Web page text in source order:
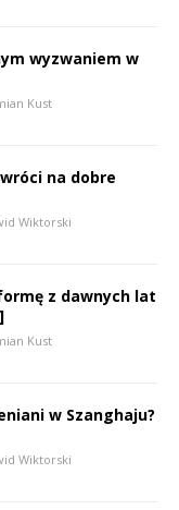
wyzwaniem w
Kust
na dobre
Wiktorski
z dawnych lat
Kust
w Szanghaju?
Wiktorski